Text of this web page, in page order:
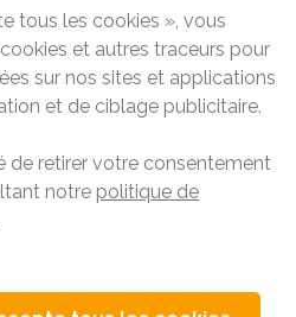
tous les cookies », vous
et autres traceurs pour
sur nos sites et applications
et de ciblage publicitaire.
de retirer votre consentement
notre politique de